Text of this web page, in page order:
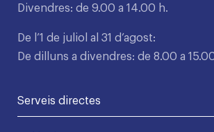
Divendres: de 9.00 a 14.00 h.
De l’1 de juliol al 31 d’agost:
De dilluns a divendres: de 8.00 a
Serveis directes